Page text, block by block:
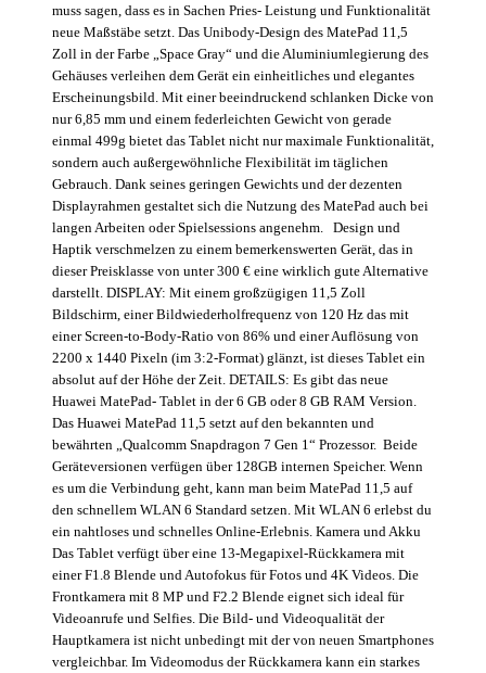
muss sagen, dass es in Sachen Pries- Leistung und Funktionalität
neue Maßstäbe setzt. Das Unibody-Design des MatePad 11,5
Zoll in der Farbe „Space Gray“ und die Aluminiumlegierung des
Gehäuses verleihen dem Gerät ein einheitliches und elegantes
Erscheinungsbild. Mit einer beeindruckend schlanken Dicke von
nur 6,85 mm und einem federleichten Gewicht von gerade
einmal 499g bietet das Tablet nicht nur maximale Funktionalität,
sondern auch außergewöhnliche Flexibilität im täglichen
Gebrauch. Dank seines geringen Gewichts und der dezenten
Displayrahmen gestaltet sich die Nutzung des MatePad auch bei
langen Arbeiten oder Spielsessions angenehm. Design und
Haptik verschmelzen zu einem bemerkenswerten Gerät, das in
dieser Preisklasse von unter 300 € eine wirklich gute Alternative
darstellt. DISPLAY: Mit einem großzügigen 11,5 Zoll
Bildschirm, einer Bildwiederholfrequenz von 120 Hz das mit
einer Screen-to-Body-Ratio von 86% und einer Auflösung von
2200 x 1440 Pixeln (im 3:2-Format) glänzt, ist dieses Tablet ein
absolut auf der Höhe der Zeit. DETAILS: Es gibt das neue
Huawei MatePad- Tablet in der 6 GB oder 8 GB RAM Version.
Das Huawei MatePad 11,5 setzt auf den bekannten und
bewährten „Qualcomm Snapdragon 7 Gen 1“ Prozessor. Beide
Geräteversionen verfügen über 128GB internen Speicher. Wenn
es um die Verbindung geht, kann man beim MatePad 11,5 auf
den schnellem WLAN 6 Standard setzen. Mit WLAN 6 erlebst du
ein nahtloses und schnelles Online-Erlebnis. Kamera und Akku
Das Tablet verfügt über eine 13-Megapixel-Rückkamera mit
einer F1.8 Blende und Autofokus für Fotos und 4K Videos. Die
Frontkamera mit 8 MP und F2.2 Blende eignet sich ideal für
Videoanrufe und Selfies. Die Bild- und Videoqualität der
Hauptkamera ist nicht unbedingt mit der von neuen Smartphones
vergleichbar. Im Videomodus der Rückkamera kann ein starkes